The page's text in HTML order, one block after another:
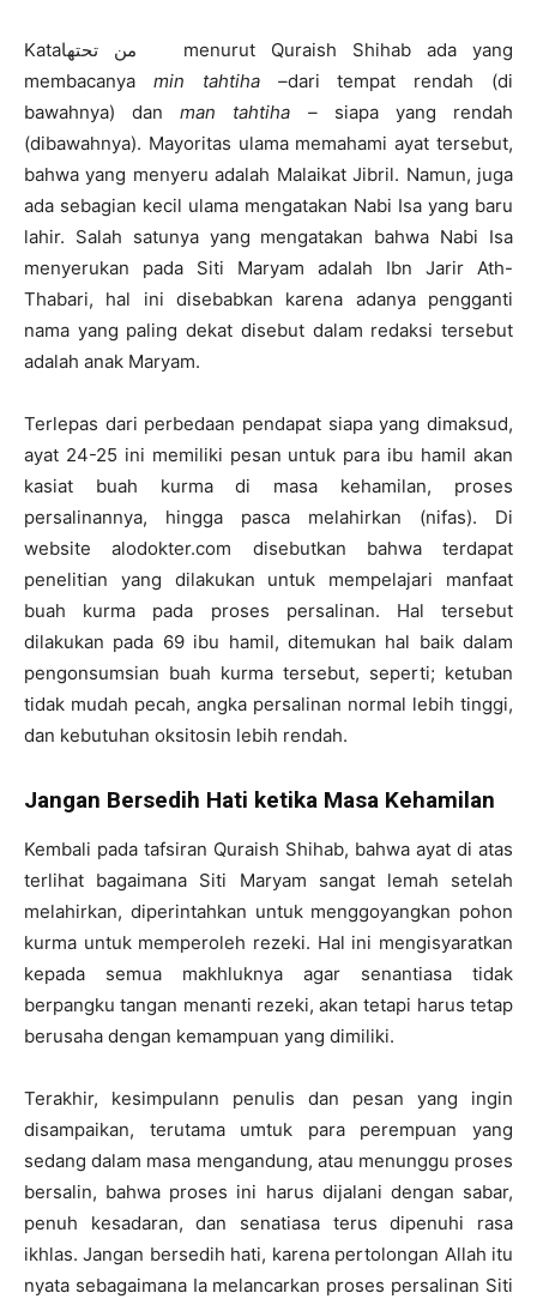
Kataمن تحتها menurut Quraish Shihab ada yang
membacanya min tahtiha –dari tempat rendah (di
bawahnya) danman tahtiha –siapa yang rendah
(dibawahnya). Mayoritas ulama memahami ayat tersebut,
bahwa yang menyeru adalah Malaikat Jibril. Namun, juga
ada sebagian kecil ulama mengatakan Nabi Isa yang baru
lahir. Salah satunya yang mengatakan bahwa Nabi Isa
menyerukan pada Siti Maryam adalah Ibn Jarir Ath-
Thabari, hal ini disebabkan karena adanya pengganti
nama yang paling dekat disebut dalam redaksi tersebut
adalah anak Maryam.
Terlepas dari perbedaan pendapat siapa yang dimaksud,
ayat 24-25 ini memiliki pesan untuk para ibu hamil akan
kasiat buah kurma di masa kehamilan, proses
persalinannya, hingga pasca melahirkan (nifas). Di
website alodokter.com disebutkan bahwa terdapat
penelitian yang dilakukan untuk mempelajari manfaat
buah kurma pada proses persalinan. Hal tersebut
dilakukan pada 69 ibu hamil, ditemukan hal baik dalam
pengonsumsian buah kurma tersebut, seperti; ketuban
tidak mudah pecah, angka persalinan normal lebih tinggi,
dan kebutuhan oksitosin lebih rendah.
Jangan Bersedih Hati ketika Masa Kehamilan
Kembali pada tafsiran Quraish Shihab, bahwa ayat di atas
terlihat bagaimana Siti Maryam sangat lemah setelah
melahirkan, diperintahkan untuk menggoyangkan pohon
kurma untuk memperoleh rezeki. Hal ini mengisyaratkan
kepada semua makhluknya agar senantiasa tidak
berpangku tangan menanti rezeki, akan tetapi harus tetap
berusaha dengan kemampuan yang dimiliki.
Terakhir, kesimpulann penulis dan pesan yang ingin
disampaikan, terutama umtuk para perempuan yang
sedang dalam masa mengandung, atau menunggu proses
bersalin, bahwa proses ini harus dijalani dengan sabar,
penuh kesadaran, dan senatiasa terus dipenuhi rasa
ikhlas. Jangan bersedih hati, karena pertolongan Allah itu
nyata sebagaimana Ia melancarkan proses persalinan Siti